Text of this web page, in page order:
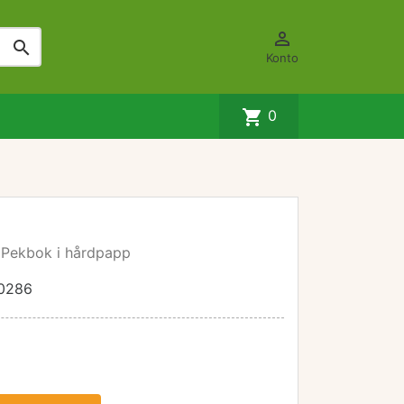
 
Konto
shopping_cart 0
i hårdpapp